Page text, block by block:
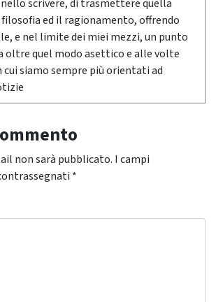
nello scrivere, di trasmettere quella
filosofia ed il ragionamento, offrendo
e nel limite dei miei mezzi, un punto
oltre quel modo asettico e alle volte
cui siamo sempre più orientati ad
non sarà pubblicato. I campi
*